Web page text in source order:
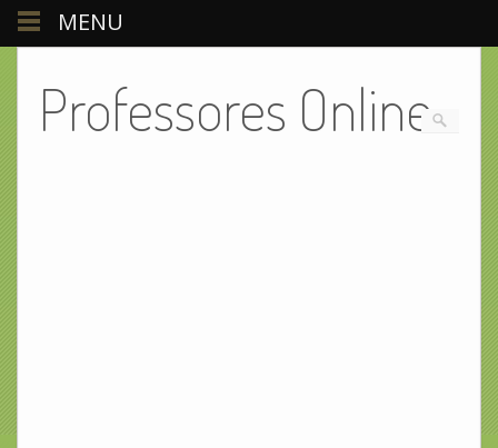
Professores Online
MENU